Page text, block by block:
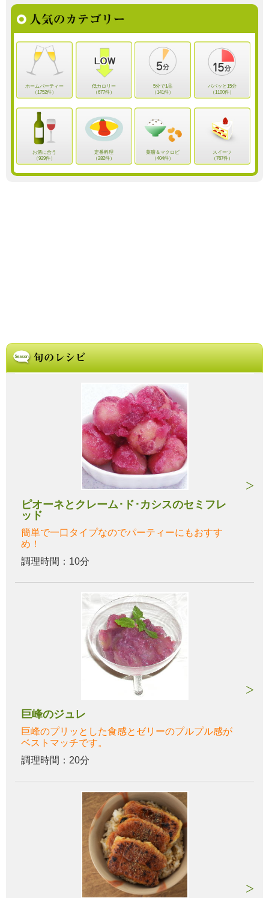
ホームパーティー
（1752件）
低カロリー
（677件）
5分で1品
（141件）
パパッと15分
（1100件）
お酒に合う
（929件）
定番料理
（282件）
薬膳＆マクロビ
（404件）
スイーツ
（767件）
ピオーネとクレーム･ド･カシスのセミフレ
ッド
簡単で一口タイプなのでパーティーにもおすす
め！
調理時間：10分
巨峰のジュレ
巨峰のプリッとした食感とゼリーのプルプル感が
ベストマッチです。
調理時間：20分